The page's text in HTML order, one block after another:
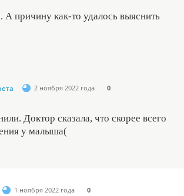
А причину как-то удалось выяснить
2 ноября 2022 года 0
Доктор сказала, что скорее всего
у малыша(
1 ноября 2022 года 0